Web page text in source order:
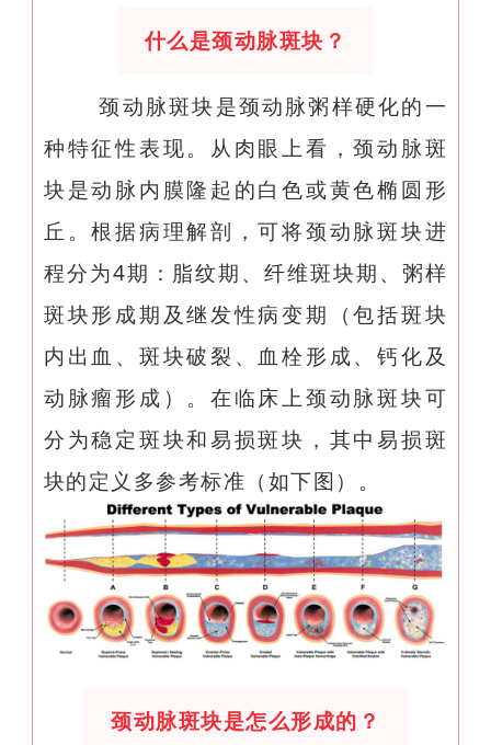
什么是颈动脉斑块？
颈动脉斑块是颈动脉粥样硬化的一
种特征性表现。从肉眼上看，颈动脉斑
块是动脉内膜隆起的白色或黄色椭圆形
丘。根据病理解剖，可将颈动脉斑块进
程分为4期：脂纹期、纤维斑块期、粥样
斑块形成期及继发性病变期（包括斑块
内出血、斑块破裂、血栓形成、钙化及
动脉瘤形成）。在临床上颈动脉斑块可
分为稳定斑块和易损斑块，其中易损斑
块的定义多参考标准（如下图）。
颈动脉斑块是怎么形成的？